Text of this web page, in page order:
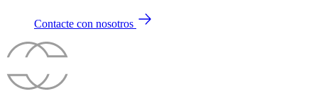
Contacte con nosotros